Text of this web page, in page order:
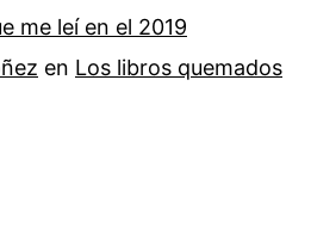
me leí en el 2019
en Los libros quemados